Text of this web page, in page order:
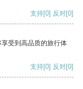
支持[0] 反对[0]
受到高品质的旅行体
支持[0] 反对[0]